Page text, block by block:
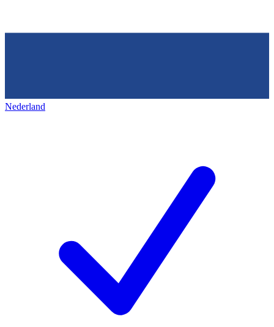
Nederland